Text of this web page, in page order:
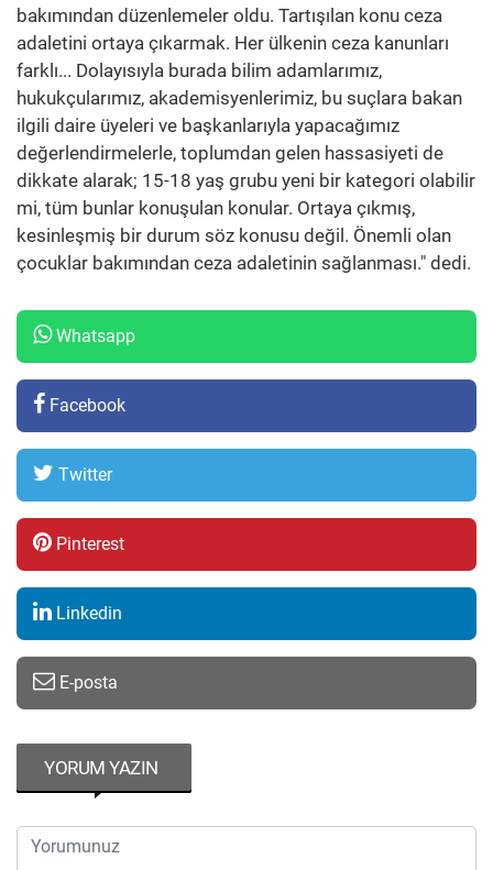
bakımından düzenlemeler oldu. Tartışılan konu ceza
adaletini ortaya çıkarmak. Her ülkenin ceza kanunları
farklı... Dolayısıyla burada bilim adamlarımız,
hukukçularımız, akademisyenlerimiz, bu suçlara bakan
ilgili daire üyeleri ve başkanlarıyla yapacağımız
değerlendirmelerle, toplumdan gelen hassasiyeti de
dikkate alarak; 15-18 yaş grubu yeni bir kategori olabilir
mi, tüm bunlar konuşulan konular. Ortaya çıkmış,
kesinleşmiş bir durum söz konusu değil. Önemli olan
çocuklar bakımından ceza adaletinin sağlanması." dedi.
Whatsapp
Facebook
Twitter
Pinterest
Linkedin
E-posta
YORUM YAZIN